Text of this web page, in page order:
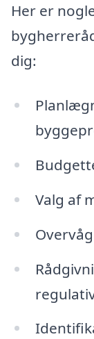
Her er
dig:
Valg af